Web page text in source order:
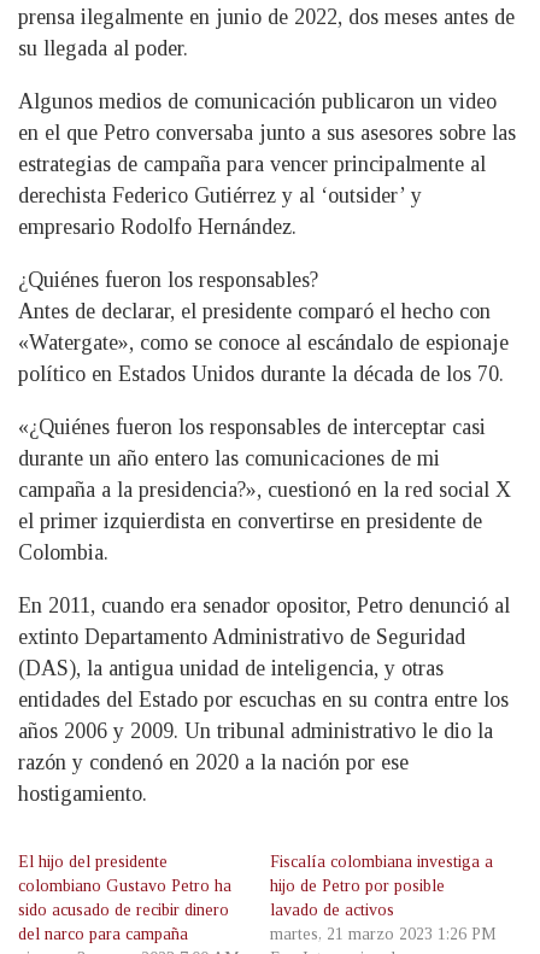
prensa ilegalmente en junio de 2022, dos meses antes de
su llegada al poder.
Algunos medios de comunicación publicaron un video
en el que Petro conversaba junto a sus asesores sobre las
estrategias de campaña para vencer principalmente al
derechista Federico Gutiérrez y al ‘outsider’ y
empresario Rodolfo Hernández.
¿Quiénes fueron los responsables?
Antes de declarar, el presidente comparó el hecho con
«Watergate», como se conoce al escándalo de espionaje
político en Estados Unidos durante la década de los 70.
«¿Quiénes fueron los responsables de interceptar casi
durante un año entero las comunicaciones de mi
campaña a la presidencia?», cuestionó en la red social X
el primer izquierdista en convertirse en presidente de
Colombia.
En 2011, cuando era senador opositor, Petro denunció al
extinto Departamento Administrativo de Seguridad
(DAS), la antigua unidad de inteligencia, y otras
entidades del Estado por escuchas en su contra entre los
años 2006 y 2009. Un tribunal administrativo le dio la
razón y condenó en 2020 a la nación por ese
hostigamiento.
El hijo del presidente
colombiano Gustavo Petro ha
sido acusado de recibir dinero
del narco para campaña
Fiscalía colombiana investiga a
hijo de Petro por posible
lavado de activos
martes, 21 marzo 2023 1:26 PM